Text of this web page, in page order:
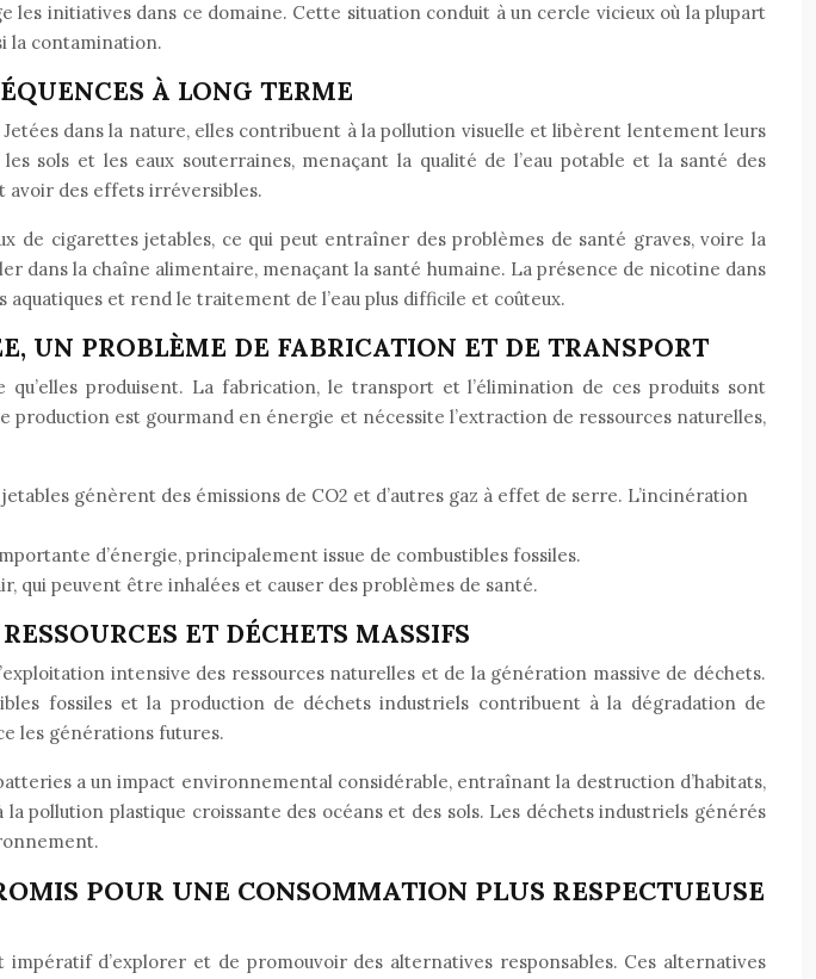
les initiatives dans ce domaine. Cette situation conduit à un cercle vicieux où la plupart
la contamination.
À LONG TERME
dans la nature, elles contribuent à la pollution visuelle et libèrent lentement leurs
sols et les eaux souterraines, menaçant la qualité de l’eau potable et la santé des
avoir des effets irréversibles.
de cigarettes jetables, ce qui peut entraîner des problèmes de santé graves, voire la
dans la chaîne alimentaire, menaçant la santé humaine. La présence de nicotine dans
et rend le traitement de l’eau plus difficile et coûteux.
UN PROBLÈME DE FABRICATION ET DE TRANSPORT
produisent. La fabrication, le transport et l’élimination de ces produits sont
est gourmand en énergie et nécessite l’extraction de ressources naturelles,
génèrent des émissions de CO2 et d’autres gaz à effet de serre. L’incinération
d’énergie, principalement issue de combustibles fossiles.
qui peuvent être inhalées et causer des problèmes de santé.
ET DÉCHETS MASSIFS
intensive des ressources naturelles et de la génération massive de déchets.
fossiles et la production de déchets industriels contribuent à la dégradation de
les générations futures.
a un impact environnemental considérable, entraînant la destruction d’habitats,
pollution plastique croissante des océans et des sols. Les déchets industriels générés
POUR UNE CONSOMMATION PLUS RESPECTUEUSE
d’explorer et de promouvoir des alternatives responsables. Ces alternatives